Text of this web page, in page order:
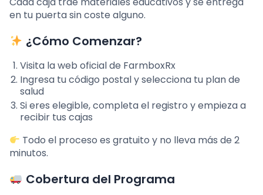
en tu puerta sin coste alguno.
¿Cómo Comenzar?
Visita la web oficial de FarmboxRx
Ingresa tu código postal y selecciona tu plan de
salud
Si eres elegible, completa el registro y empieza a
recibir tus cajas
Todo el proceso es gratuito y no lleva más de 2
minutos.
Cobertura del Programa